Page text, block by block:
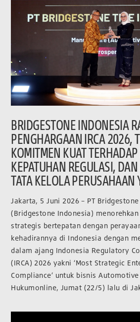
BRIDGESTONE INDONESIA
PENGHARGAAN IRCA 2026,
KOMITMEN KUAT
KEPATUHAN REGULASI,
TATA KELOLA PERUSAHAAN
Jakarta, 5 Juni 2026 – PT
(Bridgestone Indonesia) menorehkan
strategis bertepatan dengan
kehadirannya di Indonesia dengan
dalam ajang Indonesia Regulatory
(IRCA) 2026 yakni ‘Most Strategic
Compliance’ untuk bisnis
Hukumonline, Jumat (22/5) lalu di